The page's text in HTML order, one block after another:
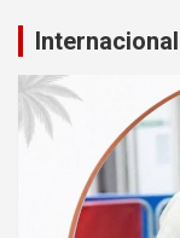
Internacional